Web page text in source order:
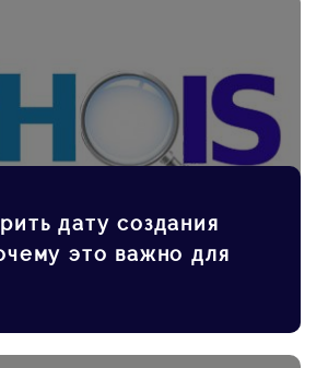
дату создания
это важно для